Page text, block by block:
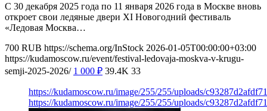
С 30 декабря 2025 года по 11 января 2026 года в Москве вновь
откроет свои ледяные двери XI Новогодний фестиваль
«Ледовая Москва…
700 RUB https://schema.org/InStock 2026-01-05T00:00:00+03:00
https://kudamoscow.ru/event/festival-ledovaja-moskva-v-krugu-
semji-2025-2026/ 1 000 ₽ 39.4K 33
https://kudamoscow.ru/image/255/255/uploads/
https://kudamoscow.ru/image/255/255/uploads/